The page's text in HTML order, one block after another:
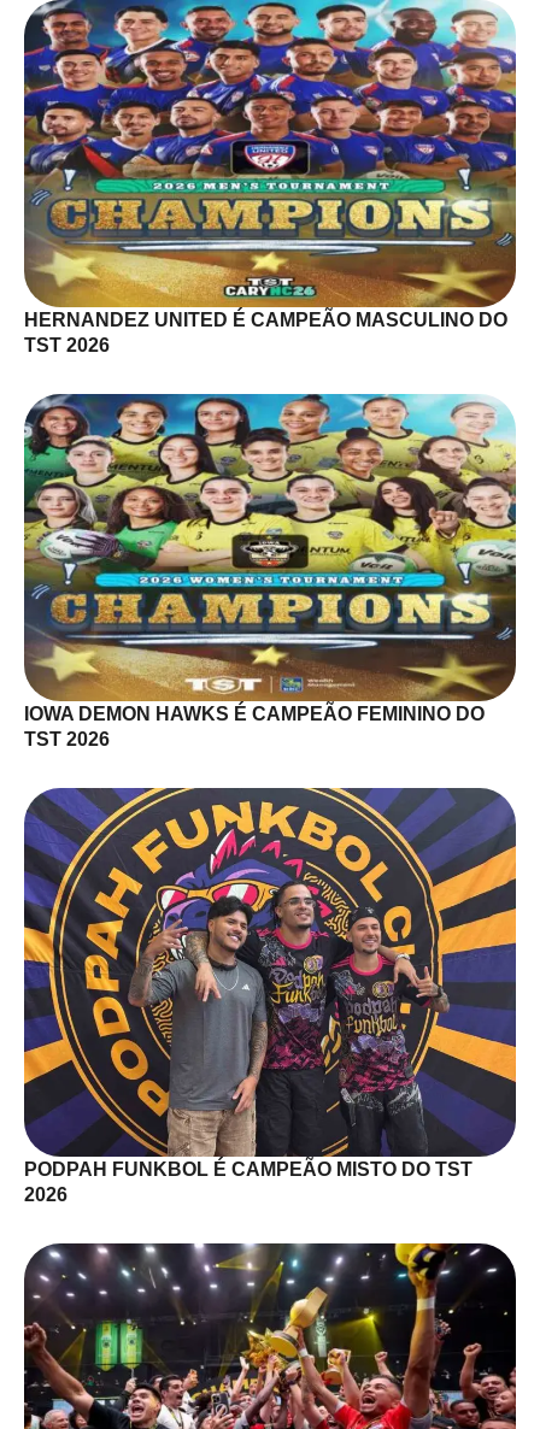
HERNANDEZ UNITED É CAMPEÃO MASCULINO DO
TST 2026
IOWA DEMON HAWKS É CAMPEÃO FEMININO DO
TST 2026
PODPAH FUNKBOL É CAMPEÃO MISTO DO TST
2026